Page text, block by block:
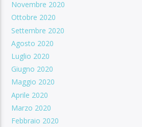
Novembre 2020
Ottobre 2020
Settembre 2020
Agosto 2020
Luglio 2020
Giugno 2020
Maggio 2020
Aprile 2020
Marzo 2020
Febbraio 2020